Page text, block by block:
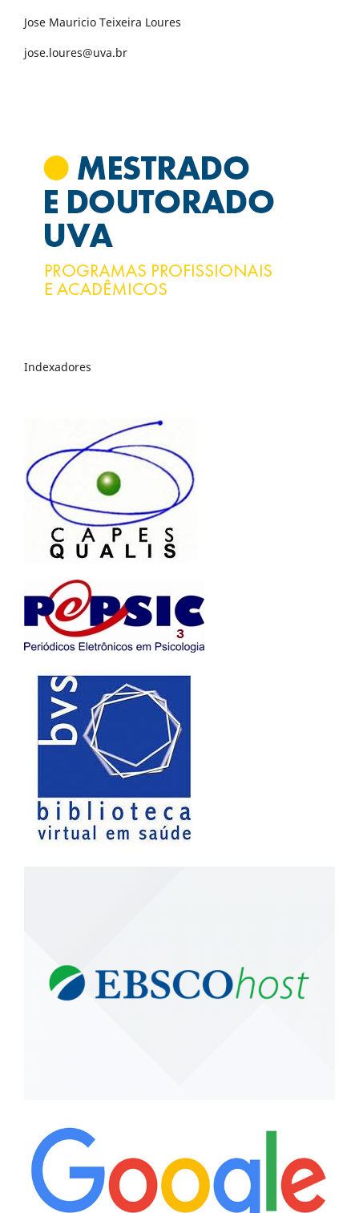
Jose Mauricio Teixeira Loures
jose.loures@uva.br
Indexadores